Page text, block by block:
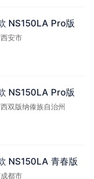
NS150LA Pro版
西安市
NS150LA Pro版
西双版纳傣族自治州
NS150LA 青春版
成都市